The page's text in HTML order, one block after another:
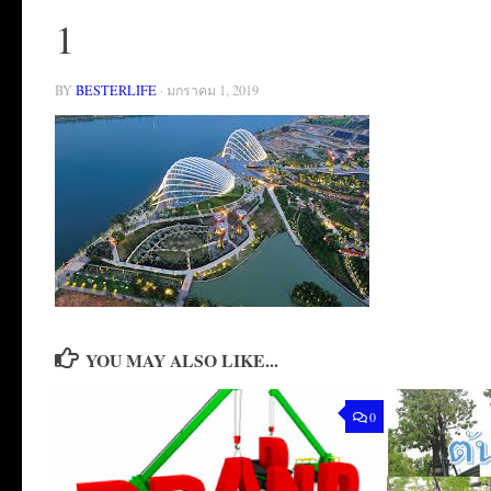
1
BY BESTERLIFE · มกราคม 1, 2019
YOU MAY ALSO LIKE...
0